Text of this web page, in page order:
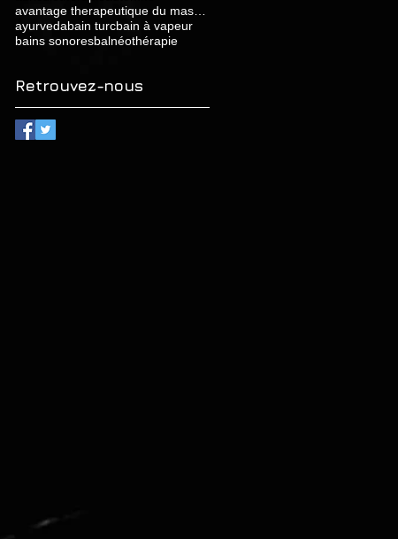
ayurvedabain turcbain à vapeur
bains sonoresbalnéothérapie
Retrouvez-nous